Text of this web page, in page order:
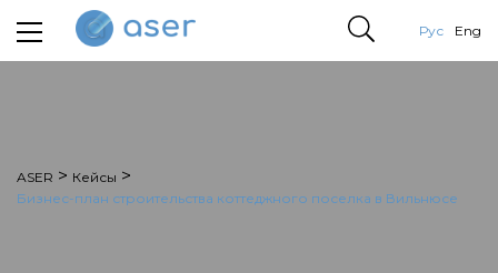
Рус Eng
ASER > Кейсы >
Бизнес-план строительства коттеджного поселка в Вильнюсе